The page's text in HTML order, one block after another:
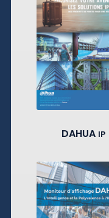
DAHUA IP